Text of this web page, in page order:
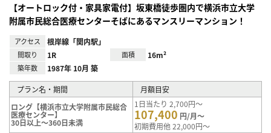
【オートロック付・家具家電付】坂東橋徒歩圏内で横浜市立大学
附属市民総合医療センターそばにあるマンスリーマンション！
アクセス 根岸線「関内駅」
間取り 1R 面積 16m²
築年数 1987年 10月 築
プラン名・期間
月額目安
ロング【横浜市立大学附属市民総合
医療センター】
30日以上～360日未満
1日当たり 2,700円～
107,400 円/月～
初期費用他 22,000円～